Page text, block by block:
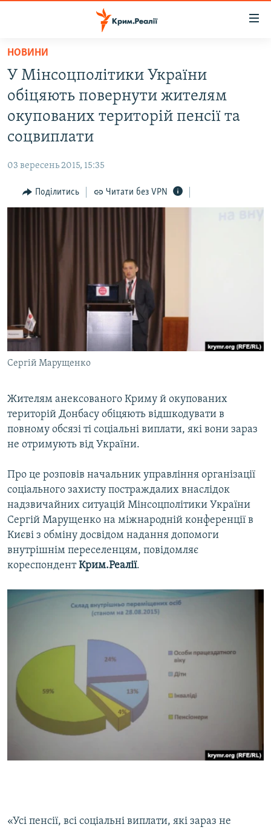
Перейти
основного
матеріалу
до
основної
Перейти
пошуку
ВОДА.КРИМ
ПОГЛЯД
ІНТЕРВ'Ю
СПЕЦПРОЕКТИ
ВІДЕОУРОКИ «ELIFBE»
СВІДЧЕННЯ ОКУПАЦІЇ
УКРАЇНСЬКА ПРОБЛЕМА КРИМУ
ЯК ОБІЙТИ БЛОКУВАННЯ
Qırımtatar
Усі сайти RFE/RL
НОВИНИ
У Мінсоцполітики України
обіцяють повернути жителям
окупованих територій пенсії та
соцвиплати
03 вересень 2015, 15:35
Поділитись Читати без VPN
Сергій Марущенко
Жителям анексованого Криму й окупованих
територій Донбасу обіцяють відшкодувати в
повному обсязі ті соціальні виплати, які вони зараз
не отримують від України.
Про це розповів начальник управління організації
соціального захисту постраждалих внаслідок
надзвичайних ситуацій Мінсоцполітики України
Сергій Марущенко на міжнародній конференції в
Києві з обміну досвідом надання допомоги
внутрішнім переселенцям, повідомляє
кореспондентКрим.Реалії.
«Усі пенсії, всі соціальні виплати, які зараз не